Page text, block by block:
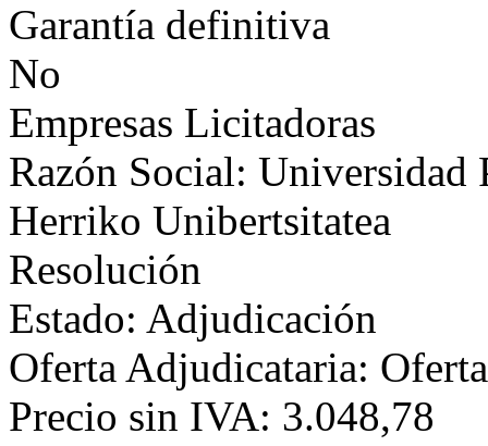
Garantía definitiva
No
Empresas Licitadoras
Razón Social: Universidad
Herriko Unibertsitatea
Resolución
Estado: Adjudicación
Oferta Adjudicataria:
Precio sin IVA: 3.048,78